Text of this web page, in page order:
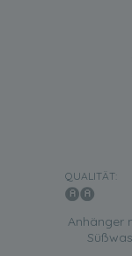
QUALITÄT:
Anhänger